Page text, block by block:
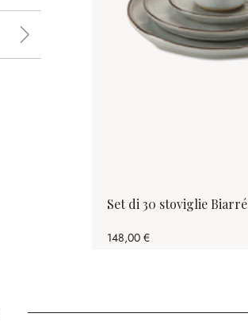
Set di 30 stoviglie Biarré
148,00 €